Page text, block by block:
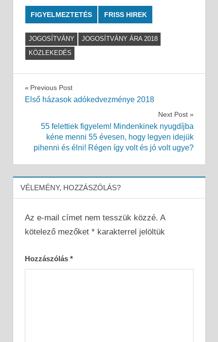
FIGYELMEZTETÉS FRISS HIREK
JOGOSÍTVÁNY
JOGOSÍTVÁNY ÁRA 2018
KÖZLEKEDÉS
Bejegyzés
Previous Post
Első házasok adókedvezménye 2018
Next Post
55 felettiek figyelem! Mindenkinek nyugdíjba
kéne menni 55 évesen, hogy legyen idejük
pihenni és élni! Régen így volt és jó volt ugye?
VÉLEMÉNY, HOZZÁSZÓLÁS?
Az e-mail címet nem tesszük közzé. A
kötelező mezőket *karakterrel jelöltük
Hozzászólás *